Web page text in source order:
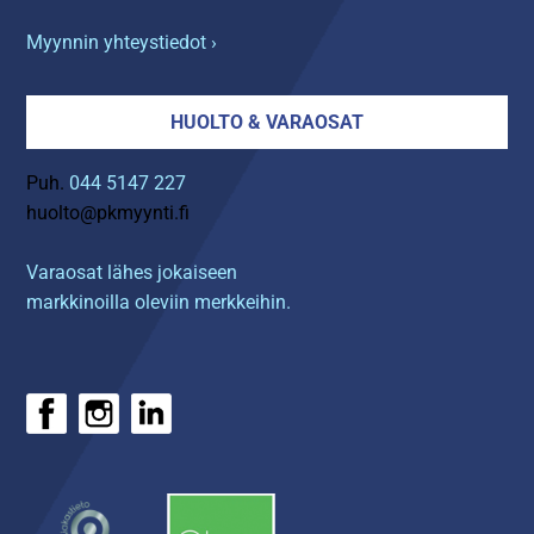
Myynnin yhteystiedot ›
HUOLTO & VARAOSAT
Puh. 044 5147 227
huolto@pkmyynti.fi
Varaosat lähes jokaiseen
markkinoilla oleviin merkkeihin.